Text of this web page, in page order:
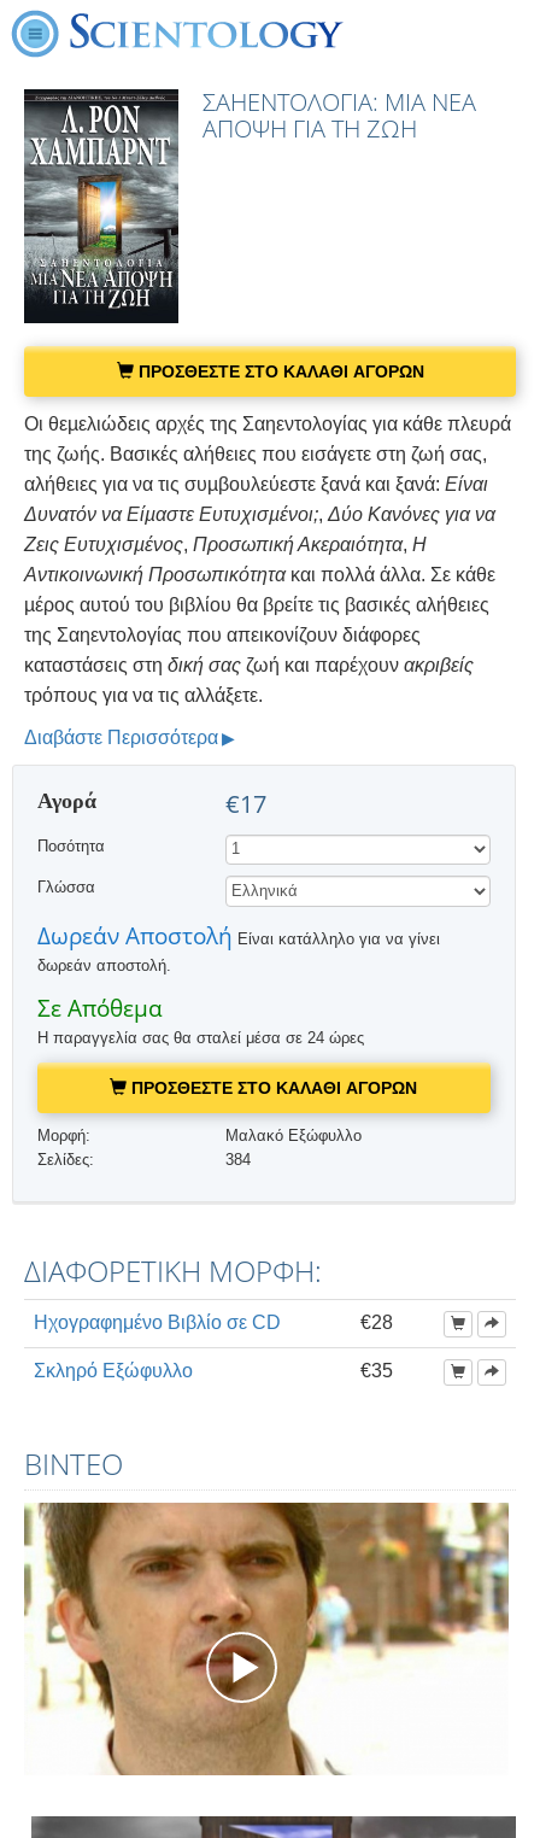
ΣΑΗΕΝΤΟΛΟΓΙΑ: ΜΙΑ ΝΕΑ
ΑΠΟΨΗ ΓΙΑ ΤΗ ΖΩΗ
ΠΡΟΣΘΕΣΤΕ ΣΤΟ ΚΑΛΑΘΙ ΑΓΟΡΩΝ
Οι θεµελιώδεις αρχές της Σαηεντολογίας για κάθε πλευρά
της ζωής. Βασικές αλήθειες που εισάγετε στη ζωή σας,
αλήθειες για να τις συµβουλεύεστε ξανά και ξανά: Είναι
Δυνατόν να Είµαστε Ευτυχισµένοι;, Δύο Κανόνες για να
Ζεις Ευτυχισµένος, Προσωπική Ακεραιότητα, Η
Αντικοινωνική Προσωπικότητακαι πολλά άλλα. Σε κάθε
µέρος αυτού του βιβλίου θα βρείτε τις βασικές αλήθειες
της Σαηεντολογίας που απεικονίζουν διάφορες
καταστάσεις στη δική σας ζωή και παρέχουν ακριβείς
τρόπους για να τις αλλάξετε.
Διαβάστε Περισσότερα
Αγορά €17
Ποσότητα
Γλώσσα
Δωρεάν Αποστολή Είναι κατάλληλο για να γίνει
δωρεάν αποστολή.
Σε Απόθεμα
Η παραγγελία σας θα σταλεί μέσα σε 24 ώρες
ΠΡΟΣΘΕΣΤΕ ΣΤΟ ΚΑΛΑΘΙ ΑΓΟΡΩΝ
Μορφή:
Μαλακό Εξώφυλλο
Σελίδες:
384
ΔΙΑΦΟΡΕΤΙΚΗ ΜΟΡΦΗ:
Ηχογραφημένο Βιβλίο σε CD €28
Σκληρό Εξώφυλλο €35
ΒΊΝΤΕΟ